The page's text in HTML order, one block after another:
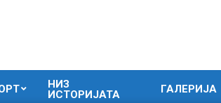
НИЗ
ИСТОРИЈАТА
ГАЛЕРИЈА